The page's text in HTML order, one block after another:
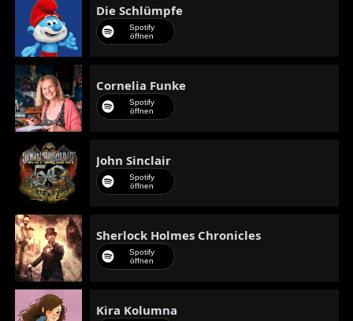
Die Schlümpfe
Spotify
öffnen
Cornelia Funke
Spotify
öffnen
John Sinclair
Spotify
öffnen
Sherlock Holmes Chronicles
Spotify
öffnen
Kira Kolumna